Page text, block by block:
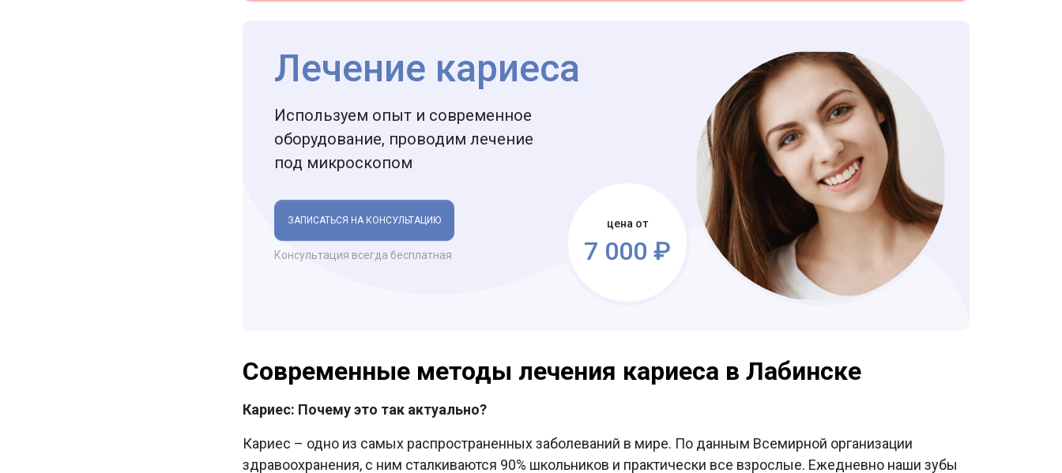
Лечение кариеса
Используем опыт и современное
оборудование, проводим лечение
под микроскопом
ЗАПИСАТЬСЯ НА КОНСУЛЬТАЦИЮ
Консультация всегда бесплатная
цена от
7 000 ₽
Современные методы лечения кариеса в Лабинске
Кариес: Почему это так актуально?
Кариес – одно из самых распространенных заболеваний в мире. По данным Всемирной организации
здравоохранения, с ним сталкиваются 90% школьников и практически все взрослые. Ежедневно наши зубы